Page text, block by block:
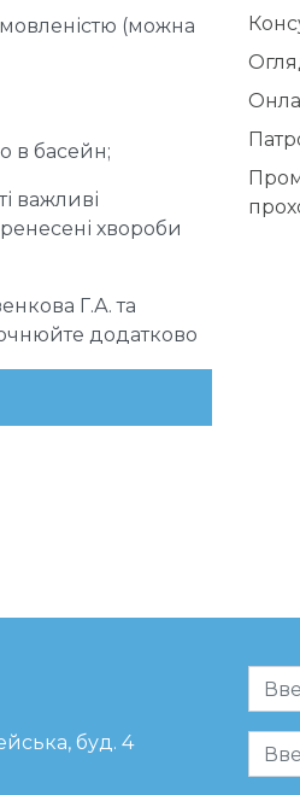
(можна
в басейн;
важливі
хвороби
Г.А. та
додатково
буд. 4